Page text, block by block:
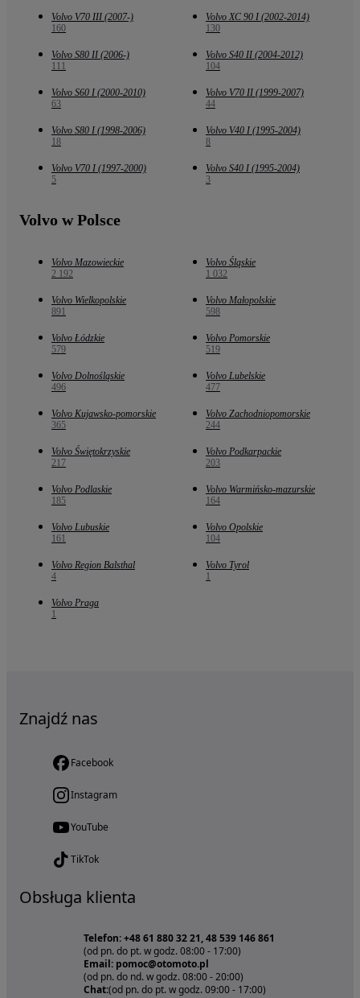
Volvo V70 III (2007-)
160
Volvo XC 90 I (2002-2014)
130
Volvo S80 II (2006-)
111
Volvo S40 II (2004-2012)
104
Volvo S60 I (2000-2010)
63
Volvo V70 II (1999-2007)
44
Volvo S80 I (1998-2006)
18
Volvo V40 I (1995-2004)
8
Volvo V70 I (1997-2000)
5
Volvo S40 I (1995-2004)
3
Volvo w Polsce
Volvo Mazowieckie
2 192
Volvo Śląskie
1 032
Volvo Wielkopolskie
891
Volvo Małopolskie
598
Volvo Łódzkie
579
Volvo Pomorskie
519
Volvo Dolnośląskie
496
Volvo Lubelskie
477
Volvo Kujawsko-pomorskie
365
Volvo Zachodniopomorskie
244
Volvo Świętokrzyskie
217
Volvo Podkarpackie
203
Volvo Podlaskie
185
Volvo Warmińsko-mazurskie
164
Volvo Lubuskie
161
Volvo Opolskie
104
Volvo Region Balsthal
4
Volvo Tyrol
1
Volvo Praga
1
Znajdź nas
Facebook
Instagram
YouTube
TikTok
Obsługa klienta
Telefon: +48 61 880 32 21, 48 539 146 861
(od pn. do pt. w godz. 08:00 - 17:00)
Email: pomoc@otomoto.pl
(od pn. do nd. w godz. 08:00 - 20:00)
Chat:(od pn. do pt. w godz. 09:00 - 17:00)